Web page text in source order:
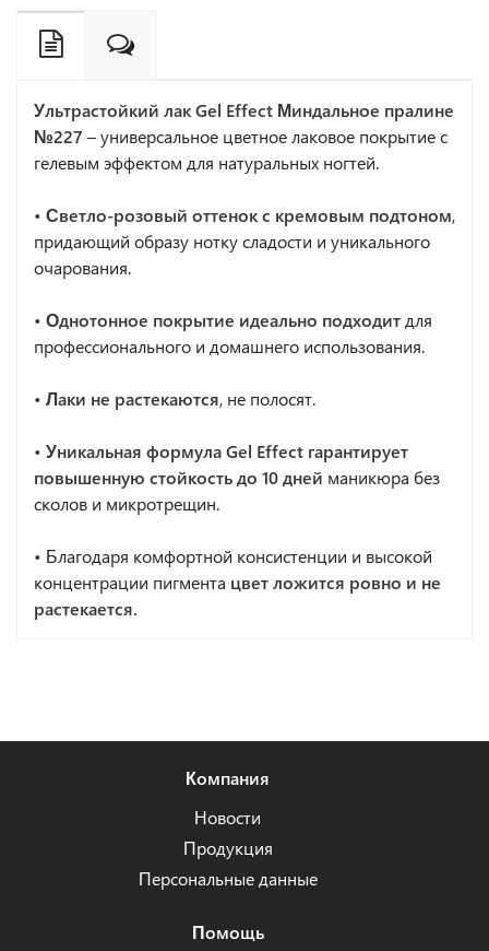
Ультрастойкий лак Gel Effect Миндальное пралине
№227 – универсальное цветное лаковое покрытие с
гелевым эффектом для натуральных ногтей.
• Светло-розовый оттенок с кремовым подтоном,
придающий образу нотку сладости и уникального
очарования.
• Однотонное покрытие идеально подходит для
профессионального и домашнего использования.
• Лаки не растекаются, не полосят.
• Уникальная формула Gel Effect гарантирует
повышенную стойкость до 10 дней маникюра без
сколов и микротрещин.
• Благодаря комфортной консистенции и высокой
концентрации пигмента цвет ложится ровно и не
растекается.
Компания
Новости
Продукция
Персональные данные
Помощь